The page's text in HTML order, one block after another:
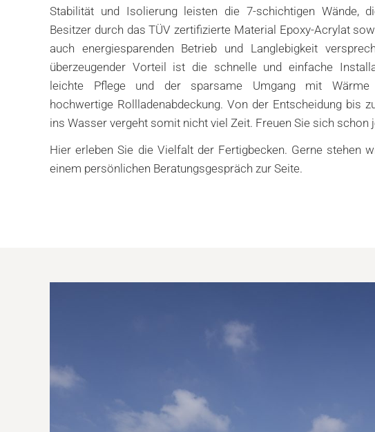
Stabilität und Isolierung leisten die 7-schichtigen Wände,
Besitzer durch das TÜV zertifizierte Material Epoxy-Acrylat
auch energiesparenden Betrieb und Langlebigkeit
überzeugender Vorteil ist die schnelle und einfache
leichte Pflege und der sparsame Umgang mit Wärme
hochwertige Rollladenabdeckung. Von der Entscheidung bis
ins Wasser vergeht somit nicht viel Zeit. Freuen Sie sich schon
Hier erleben Sie die Vielfalt der Fertigbecken. Gerne stehen
einem persönlichen Beratungsgespräch zur Seite.